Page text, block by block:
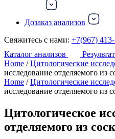
Дозаказ анализов
Свяжитесь с нами: +7(967)
Каталог анализов
Home /Цитологические
исследование отделяемого из
Home /Цитологические
исследование отделяемого из
Цитологическое
отделяемого из